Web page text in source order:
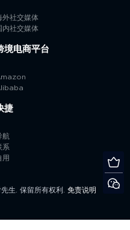
外社交媒体
内社交媒体
境电商平台
捷
航
系
用
生. 保留所有权利. 免责说明